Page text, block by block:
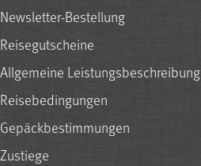
Newsletter-Bestellung
Reisegutscheine
Allgemeine Leistungsbeschreibung
Reisebedingungen
Gepäckbestimmungen
Zustiege